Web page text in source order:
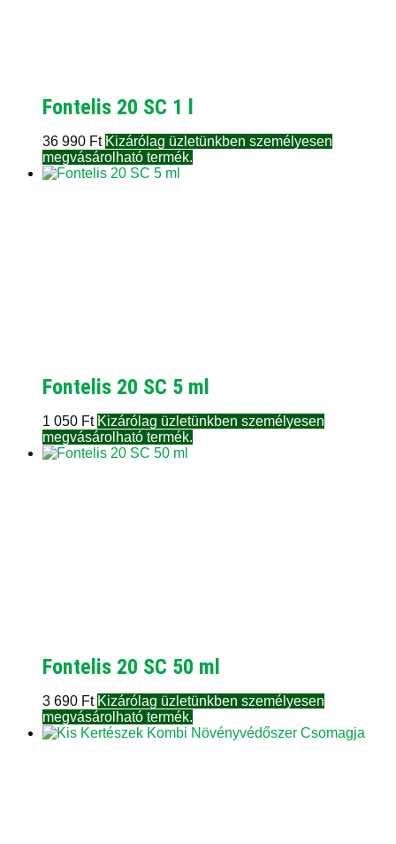
Fontelis 20 SC 1 l
36 990 Ft Kizárólag üzletünkben személyesen
megvásárolható termék.
Fontelis 20 SC 5 ml
1 050 Ft Kizárólag üzletünkben személyesen
megvásárolható termék.
Fontelis 20 SC 50 ml
3 690 Ft Kizárólag üzletünkben személyesen
megvásárolható termék.